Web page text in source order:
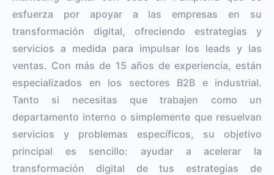
esfuerza por apoyar a las empresas en su
transformación digital, ofreciendo estrategias y
servicios a medida para impulsar los leads y las
ventas. Con más de 15 años de experiencia, están
especializados en los sectores B2B e industrial.
Tanto si necesitas que trabajen como un
departamento interno o simplemente que resuelvan
servicios y problemas específicos, su objetivo
principal es sencillo: ayudar a acelerar la
transformación digital de tus estrategias de